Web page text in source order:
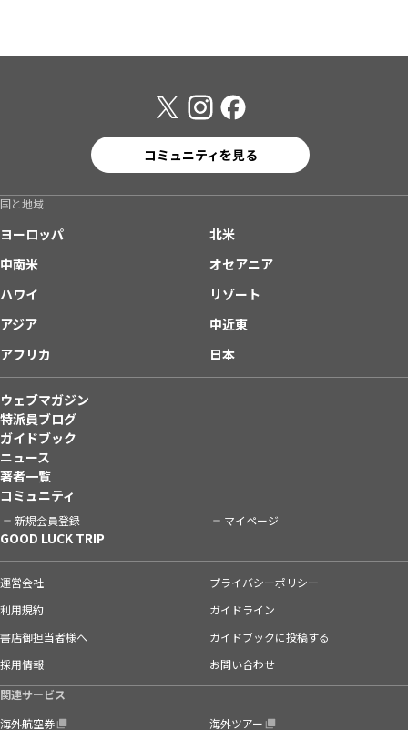
コミュニティを見る
国と地域
ヨーロッパ
北米
中南米
オセアニア
ハワイ
リゾート
アジア
中近東
アフリカ
日本
ウェブマガジン
特派員ブログ
ガイドブック
ニュース
著者一覧
コミュニティ
新規会員登録 マイページ
GOOD LUCK TRIP
運営会社
プライバシーポリシー
利用規約
ガイドライン
書店御担当者様へ
ガイドブックに投稿する
採用情報
お問い合わせ
関連サービス
海外航空券
海外ツアー